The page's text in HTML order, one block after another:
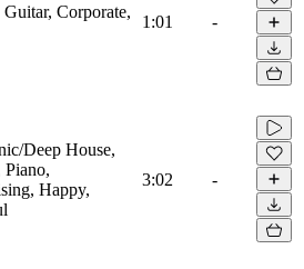
Corporate,
1:01 -
Deep House,
Piano,
Happy,
3:02 -